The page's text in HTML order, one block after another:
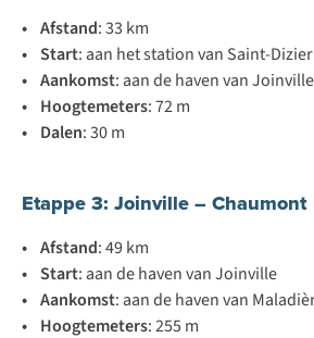
• Afstand: 33 km
• Start: aan het station van Saint-Dizier
• Aankomst: aan de haven van Joinville
• Hoogtemeters: 72 m
• Dalen: 30 m
Etappe 3: Joinville – Chaumont
• Afstand: 49 km
• Start: aan de haven van Joinville
• Aankomst: aan de haven van
• Hoogtemeters: 255 m